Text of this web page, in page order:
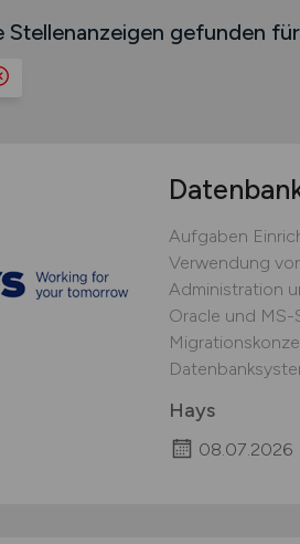
Stellenanzeigen gefunden
Aufgaben
Verwendung
Administration
Oracle und
Hays
08.07.2026